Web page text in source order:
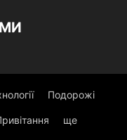
Подорожі
ще